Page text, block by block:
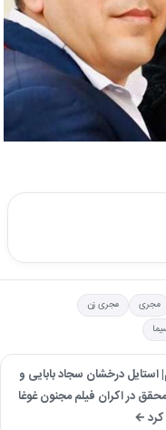
مجری
مجری زن
استایل درخشان سجاد بابایی و
محقق در اکران فیلم مجنون غوغا
کرد ←